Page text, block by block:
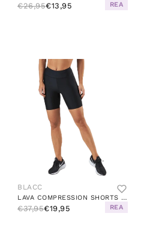
€26,95€13,95 REA
BLACC
LAVA COMPRESSION SHORTS BLACK
€37,95€19,95 REA